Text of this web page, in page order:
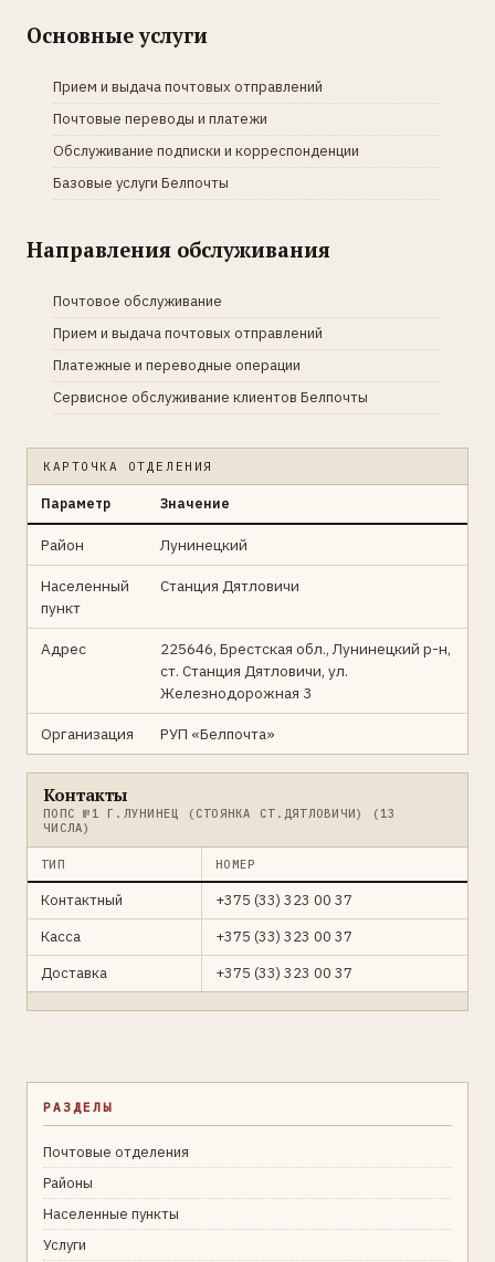
Основные услуги
Прием и выдача почтовых отправлений
Почтовые переводы и платежи
Обслуживание подписки и корреспонденции
Базовые услуги Белпочты
Направления обслуживания
Почтовое обслуживание
Прием и выдача почтовых отправлений
Платежные и переводные операции
Сервисное обслуживание клиентов Белпочты
КАРТОЧКА ОТДЕЛЕНИЯ
Параметр Значение
Район Лунинецкий
Населенный
пункт
Станция Дятловичи
Адрес
225646, Брестская обл., Лунинецкий р-н,
ст. Станция Дятловичи, ул.
Железнодорожная 3
Организация РУП «Белпочта»
Контакты
ПОПС №1 Г.ЛУНИНЕЦ (СТОЯНКА СТ.ДЯТЛОВИЧИ) (13
ЧИСЛА)
ТИП НОМЕР
Контактный
+375 (33) 323 00 37
Касса
+375 (33) 323 00 37
Доставка
+375 (33) 323 00 37
РАЗДЕЛЫ
Почтовые отделения
Районы
Населенные пункты
Услуги